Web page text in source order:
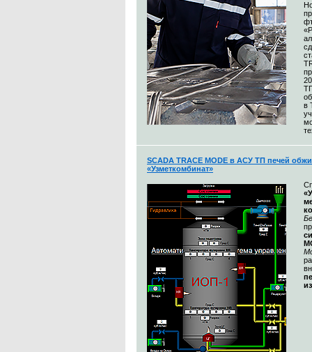
в
SCADA TRACE MODE в АСУ ТП печей
«Узметкомбинат»